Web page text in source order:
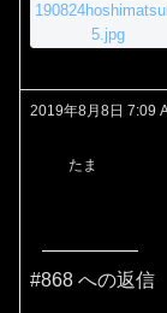
5.jpg
2019年8月8日 7:09
たま
#868 への返信